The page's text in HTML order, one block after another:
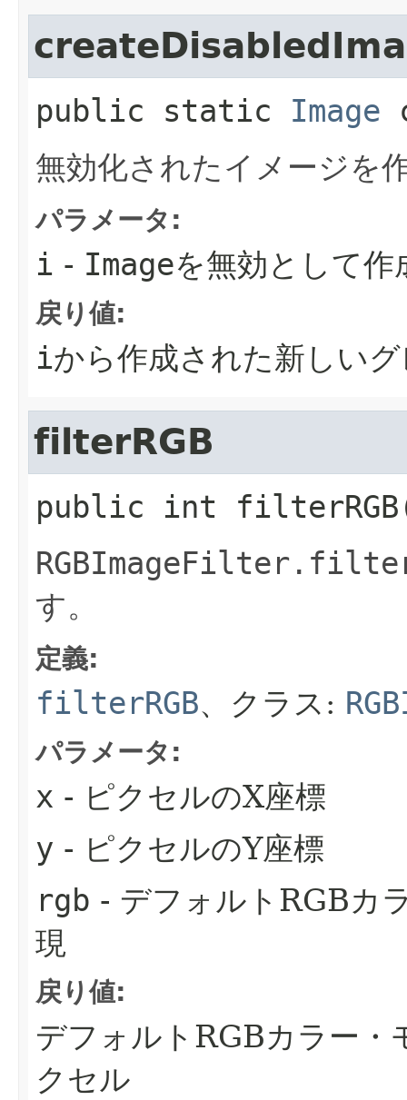
public static Image
無効化されたイメージを
パラメータ:
i - Imageを無効として作
戻り値:
iから作成された新しい
filterRGB
public int filterRGB
す。
定義:
filterRGB、クラス:
パラメータ:
x - ピクセルのX座標
y - ピクセルのY座標
rgb - デフォルトRGBカ
現
戻り値:
デフォルトRGBカラー・
クセル